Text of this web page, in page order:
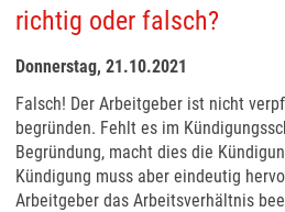
richtig oder falsch?
Donnerstag, 21.10.2021
Falsch! Der Arbeitgeber ist nicht
begründen. Fehlt es im
Begründung, macht dies die
Kündigung muss aber eindeutig
Arbeitgeber das Arbeitsverhältnis